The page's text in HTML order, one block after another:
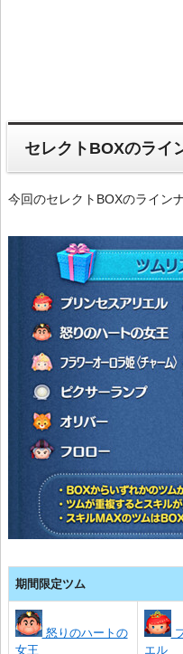
セレクトBOXのライ
今回のセレクトBOXのライン
期間限定ツム
怒りのハートの
女王
エル